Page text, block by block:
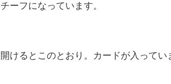
チーフになっています。
開けるとこのとおり。カードが入ってい